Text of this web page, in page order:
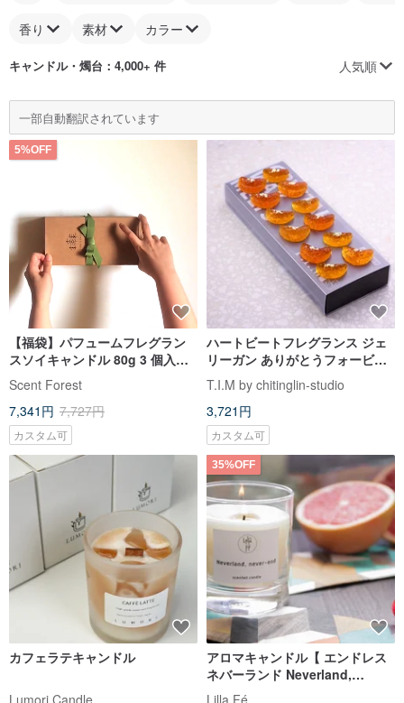
香り 素材 カラー
キャンドル・燭台 ：4,000+ 件 人気順
一部自動翻訳されています
5%OFF
【福袋】パフュームフレグラン
スソイキャンドル 80g 3 個入り
福袋セット【期間限定 5%OFF】
Scent Forest
7,341円 7,727円
カスタム可
ハートビートフレグランス ジェ
リーガン ありがとうフォービイ
ングザ/12個パック
T.I.M by chitinglin-studio
3,721円
カスタム可
カフェラテキャンドル
35%OFF
アロマキャンドル【 エンドレス
ネバーランド Neverland,
never–end 】Scent candle